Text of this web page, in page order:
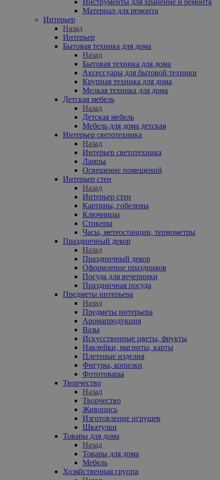
Материал для ремонта
Интерьер
Назад
Интерьер
Бытовая техника для дома
Назад
Бытовая техника для дома
Аксессуары для бытовой техники
Крупная техника для дома
Мелкая техника для дома
Детская мебель
Назад
Детская мебель
Мебель для дома детская
Интерьер светотехника
Назад
Интерьер светотехника
Лампы
Освещение помещений
Интерьер стен
Назад
Интерьер стен
Картины, гобелены
Ключницы
Стикеры
Часы, метеостанции, термометры
Праздничный декор
Назад
Праздничный декор
Оформление праздников
Посуда для вечеринки
Праздничная посуда
Предметы интерьера
Назад
Предметы интерьера
Аромапродукция
Вазы
Искусственные цветы, фрукты
Наклейки, магниты, карты
Плетеные изделия
Фигуры, копилки
Фототовары
Творчество
Назад
Творчество
Живопись
Изготовление игрушек
Шкатулки
Товары для дома
Назад
Товары для дома
Мебель
Хозяйственная группа